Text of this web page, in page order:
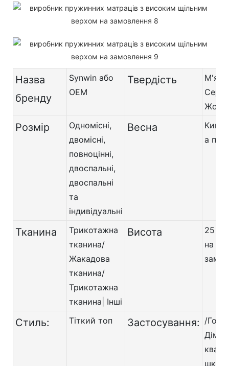
Назва
бренду
Synwin або
OEM
Твердість
Розмір
Одномісні,
двомісні,
повноцінні,
двоспальні,
двоспальні
та
індивідуальні
Весна
а
Тканина
Трикотажна
тканина/
Жакадова
тканина/
Трикотажна
тканина| Інші
Висота
25
на
Стиль: Тіткий топ Застосування: /
Дім/